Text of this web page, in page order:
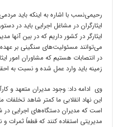
رحیمی‌نسب با اشاره به اینکه باید
ایثارگر در کشور داریم که در بین آنها
می‌توانند مسئولیت‌های سنگینی بر
در انتصابات هستیم که مشاوران امور
زمینه باید وارد عمل شده و نسبت به
وی ادامه داد: وجود مدیران متعهد و
این نهاد انقلابی ما کمتر شاهد تخلفات
است که مدیران دستگاه‌های اجرایی در
مدیریتی استفاده کنند که قطعاً ثمرات و